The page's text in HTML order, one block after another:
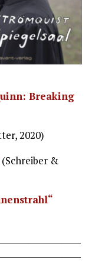
Breaking
2020)
(Schreiber &